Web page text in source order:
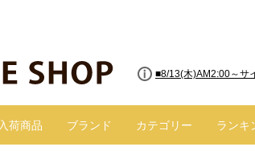
■8/13(木)AM2:00～サ
■【お知らせ】ヤマト
荷商品 ブランド カテゴリー ランキ